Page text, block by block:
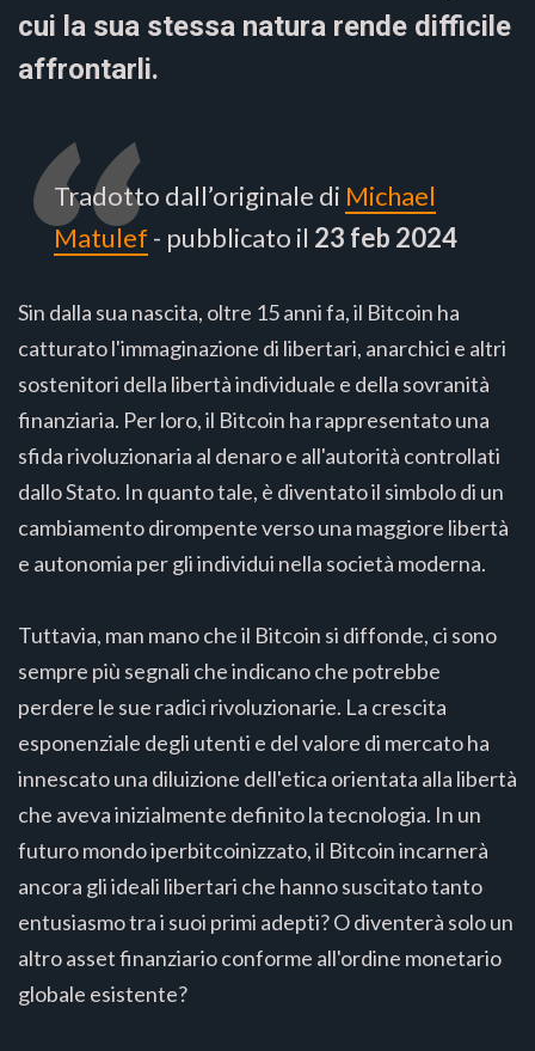
cui la sua stessa natura rende difficile
affrontarli.
Tradotto dall’originale di Michael
Matulef - pubblicato il 23 feb 2024
Sin dalla sua nascita, oltre 15 anni fa, il Bitcoin ha
catturato l'immaginazione di libertari, anarchici e altri
sostenitori della libertà individuale e della sovranità
finanziaria. Per loro, il Bitcoin ha rappresentato una
sfida rivoluzionaria al denaro e all'autorità controllati
dallo Stato. In quanto tale, è diventato il simbolo di un
cambiamento dirompente verso una maggiore libertà
e autonomia per gli individui nella società moderna.
Tuttavia, man mano che il Bitcoin si diffonde, ci sono
sempre più segnali che indicano che potrebbe
perdere le sue radici rivoluzionarie. La crescita
esponenziale degli utenti e del valore di mercato ha
innescato una diluizione dell'etica orientata alla libertà
che aveva inizialmente definito la tecnologia. In un
futuro mondo iperbitcoinizzato, il Bitcoin incarnerà
ancora gli ideali libertari che hanno suscitato tanto
entusiasmo tra i suoi primi adepti? O diventerà solo un
altro asset finanziario conforme all'ordine monetario
globale esistente?